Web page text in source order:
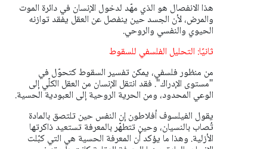
هذا الانفصال هو الذي مهّد لدخول الإنسان في دائرة الموت
والمرض، لأن الجسد حين ينفصل عن العقل يفقد توازنه
الحيوي والنفسي والروحي.
ثانيًا: التحليل الفلسفي للسقوط
من منظور فلسفي، يمكن تفسير السقوط كتحوّل في
"مستوى الإدراك". فقد انتقل الإنسان من العقل الكلّي إلى
الوعي المحدود، ومن الحرية الروحية إلى العبودية الحسية.
يقول الفيلسوف أفلاطون إن النفس حين تلتصق بالمادة
تُصاب بالنسيان، وحين تتطهّر بالمعرفة تستعيد ذاكرتها
الأزلية. وهذا ما يؤكد أن المعرفة الحسية هي التي كبّلت